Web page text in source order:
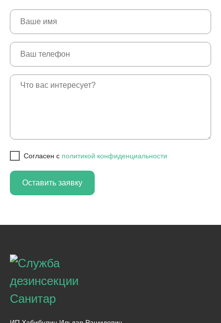
Cогласен с политикой конфиденциальности
Оставить заявку